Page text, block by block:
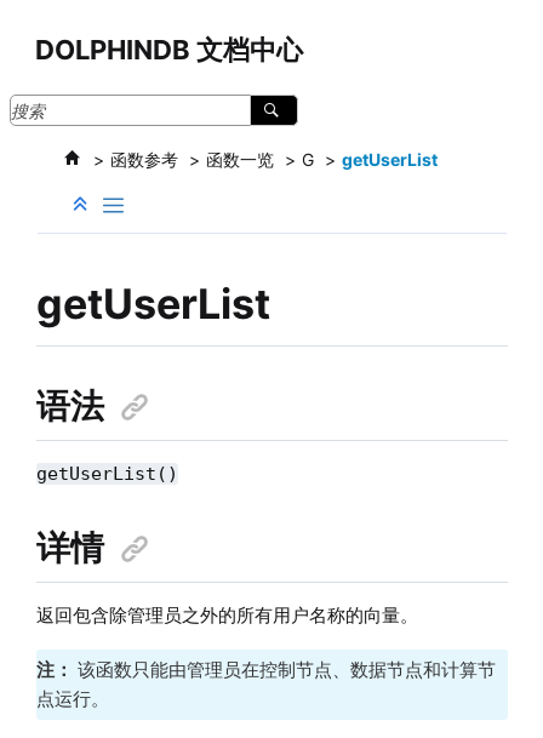
DOLPHINDB 文档中心
函数参考 函数一览 G getUserList
getUserList
语法
getUserList()
详情
返回包含除管理员之外的所有用户名称的向量。
注： 该函数只能由管理员在控制节点、数据节点和计算节
点运行。